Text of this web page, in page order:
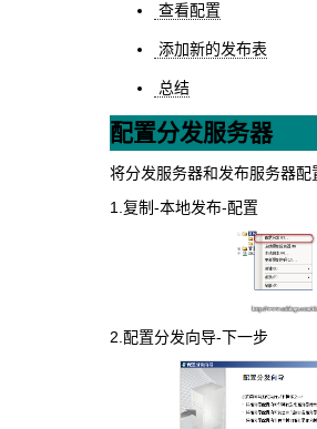
查看配置
添加新的发布表
总结
配置分发服务器
将分发服务器和发布服务器配
1.复制-本地发布-配置
2.配置分发向导-下一步